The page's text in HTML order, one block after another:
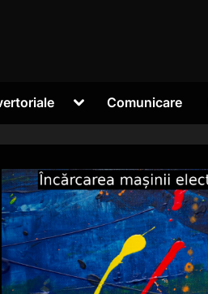
Toggle
menu
Comunicare